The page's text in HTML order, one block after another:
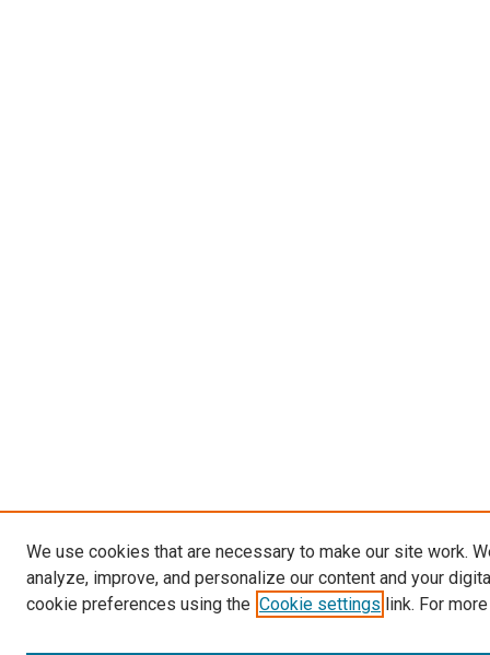
We use cookies that are necessary to make our site work.
analyze, improve, and personalize our content and your
cookie preferences using the Cookie settings link. For